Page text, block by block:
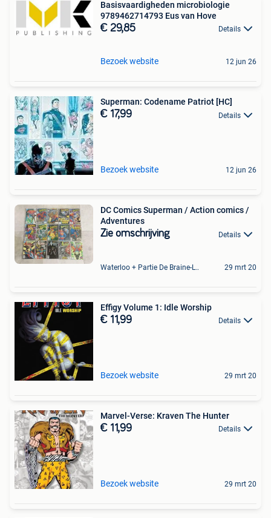
Basisvaardigheden microbiologie
9789462714793 Eus van Hove
€ 29,85 Details
Bezoek website 12 jun 26
Superman: Codename Patriot [HC]
€ 17,99 Details
Bezoek website 12 jun 26
DC Comics Superman / Action comics /
Adventures
Zie omschrijving Details
Waterloo + Partie De Braine-L'Alleud, De Ohain 29 mrt 20
Effigy Volume 1: Idle Worship
€ 11,99 Details
Bezoek website 29 mrt 20
Marvel-Verse: Kraven The Hunter
€ 11,99 Details
Bezoek website 29 mrt 20